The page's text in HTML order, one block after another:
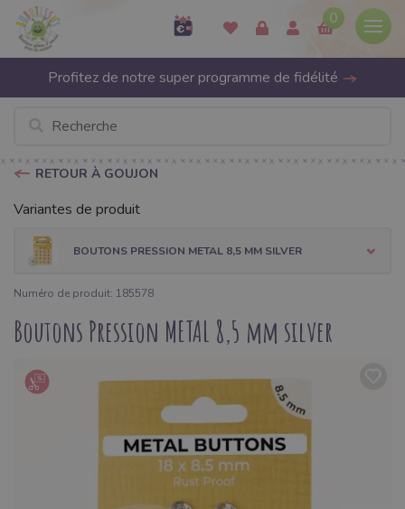
0
Profitez de notre super programme de fidélité
RETOUR À GOUJON
Variantes de produit
BOUTONS PRESSION METAL 8,5 MM SILVER
Numéro de produit: 185578
Boutons Pression METAL 8,5 mm silver